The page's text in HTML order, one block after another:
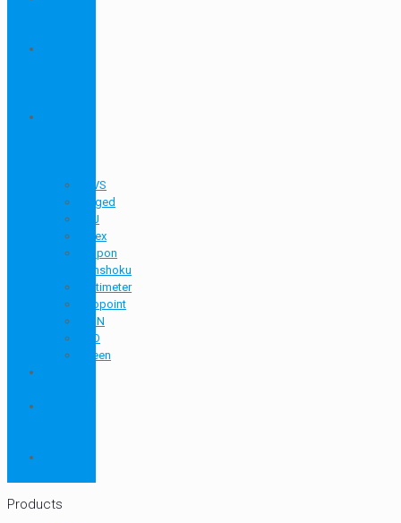
BEVS
Biuged
KSJ
Latex
Nippon
Denshoku
Protimeter
Rhopoint
RION
SEO
Sheen
Products